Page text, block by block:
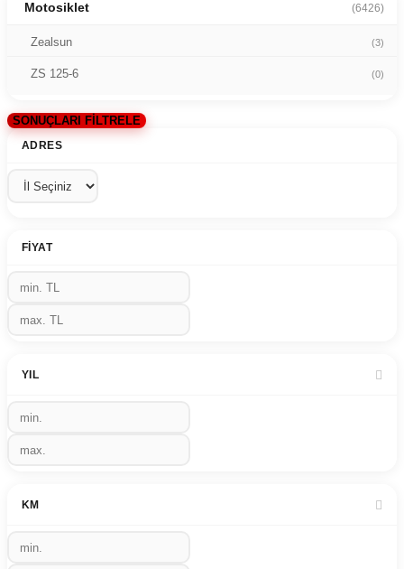
Motosiklet (6426)
Zealsun (3)
ZS 125-6 (0)
SONUÇLARI FİLTRELE
ADRES
FIYAT
YIL
KM